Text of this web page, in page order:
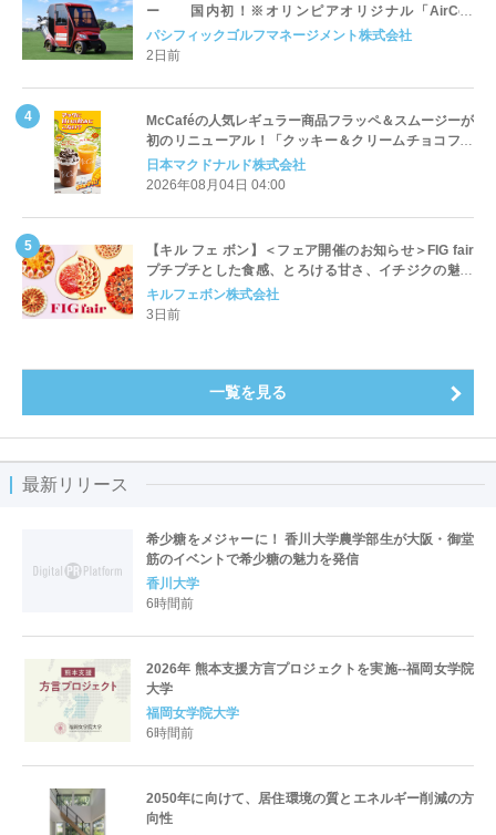
ー 国内初！※オリンピアオリジナル「AirCon
Cart（エアコンカート）」導入 | ＰＧＭ
パシフィックゴルフマネージメント株式会社
2日前
McCaféの人気レギュラー商品フラッペ＆スムージーが
初のリニューアル！「クッキー＆クリームチョコフラ
ッペ」「マンゴースムージー」8月5日（水）から販売
開始
日本マクドナルド株式会社
2026年08月04日 04:00
【キル フェ ボン】＜フェア開催のお知らせ＞FIG fair
プチプチとした食感、とろける甘さ、イチジクの魅力
をたっぷりと。新作を含め、イチジク尽くしの全4種が
登場8月20日（木）スタート
キルフェボン株式会社
3日前
一覧を見る
最新リリース
希少糖をメジャーに！ 香川大学農学部生が大阪・御堂
筋のイベントで希少糖の魅力を発信
香川大学
6時間前
2026年 熊本支援方言プロジェクトを実施--福岡女学院
大学
福岡女学院大学
6時間前
2050年に向けて、居住環境の質とエネルギー削減の方
向性